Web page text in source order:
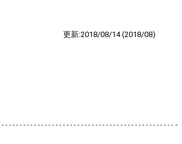
更新:2018/08/14(2018/08)